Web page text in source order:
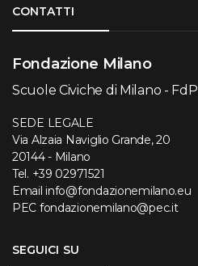
CONTATTI
Fondazione Milano
Scuole Civiche di Milano - FdP
SEDE LEGALE
Via Alzaia Naviglio Grande, 20
20144 - Milano
Tel. +39 02971521
Email info@fondazionemilano.eu
PEC fondazionemilano@pec.it
SEGUICI SU